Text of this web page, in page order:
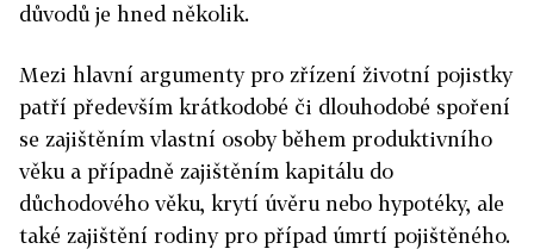
důvodů je hned několik.
Mezi hlavní argumenty pro zřízení životní pojistky
patří především krátkodobé či dlouhodobé spoření
se zajištěním vlastní osoby během produktivního
věku a případně zajištěním kapitálu do
důchodového věku, krytí úvěru nebo hypotéky, ale
také zajištění rodiny pro případ úmrtí pojištěného.